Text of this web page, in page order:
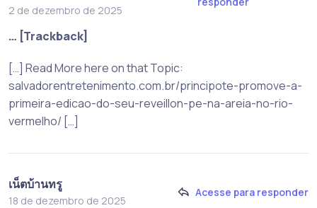
2 de dezembro de 2025
… [Trackback]
[…] Read More here on that Topic:
salvadorentretenimento.com.br/principote-promove-a-
primeira-edicao-do-seu-reveillon-pe-na-areia-no-rio-
vermelho/ […]
เน็ตบ้านทรู
18 de dezembro de 2025
Acesse para responder